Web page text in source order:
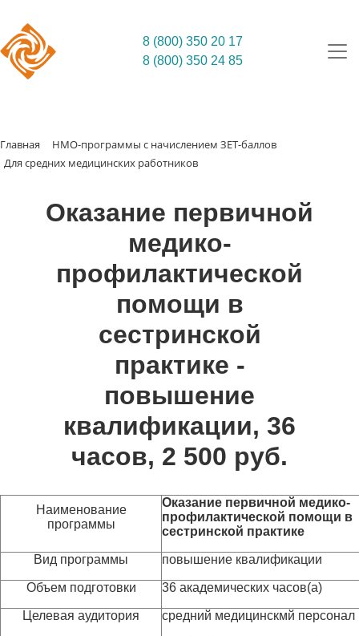
8 (800) 350 20 17
8 (800) 350 24 85
Главная
НМО-программы с начислением ЗЕТ-баллов
Для средних медицинских работников
Оказание первичной
медико-
профилактической
помощи в
сестринской
практике -
повышение
квалификации, 36
часов, 2 500 руб.
Наименование
программы
Оказание первичной медико-
профилактической помощи в
сестринской практике
Вид программы повышение квалификации
Объем подготовки 36 академических часов(а)
Целевая аудитория средний медицинскмй персонал